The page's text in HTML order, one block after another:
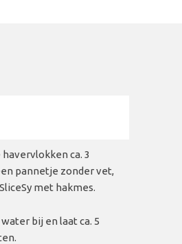
ca. 3
pannetje zonder vet,
met hakmes.
bij en laat ca. 5